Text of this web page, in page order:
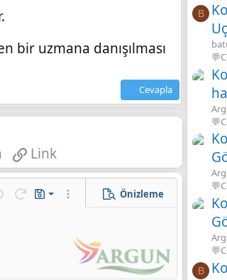
bir uzmana danışılması
Cevapla
Link
alileri alTaslaklar
kaydet
Daha fazla seçenek…
Önizleme
B
B